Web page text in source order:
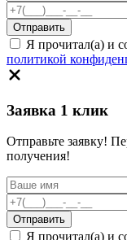
Я прочитал(а) и
политикой
Заявка 1 клик
Отправьте заявку!
получения!
Я прочитал(а) и